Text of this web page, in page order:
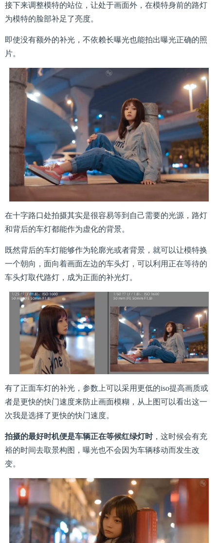
接下来调整模特的站位，让处于画面外，在模特身前的路灯
为模特的脸部补足了亮度。
即使没有额外的补光，不依赖长曝光也能拍出曝光正确的照
片。
在十字路口处拍摄其实是很容易等到自己需要的光源，路灯
和背后的车灯都能作为虚化的背景。
既然背后的车灯能够作为轮廓光或者背景，就可以让模特换
一个朝向，面向着画面左边的车头灯，可以利用正在等待的
车头灯取代路灯，成为正面的补光灯。
有了正面车灯的补光，参数上可以采用更低的iso提高画质或
者是更快的快门速度来防止画面模糊，从上图可以看出这一
次我是选择了更快的快门速度。
拍摄的最好时机便是车辆正在等候红绿灯时，这时候会有充
裕的时间去取景构图，曝光也不会因为车辆移动而发生改
变。